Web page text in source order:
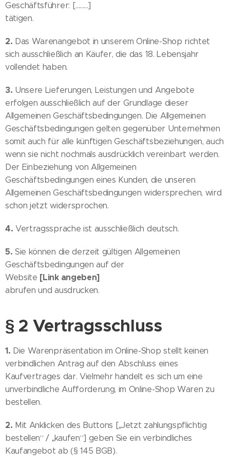
Geschäftsführer: [.........]
tätigen.
2. Das Warenangebot in unserem Online-Shop richtet
sich ausschließlich an Käufer, die das 18. Lebensjahr
vollendet haben.
3. Unsere Lieferungen, Leistungen und Angebote
erfolgen ausschließlich auf der Grundlage dieser
Allgemeinen Geschäftsbedingungen. Die Allgemeinen
Geschäftsbedingungen gelten gegenüber Unternehmen
somit auch für alle künftigen Geschäftsbeziehungen, auch
wenn sie nicht nochmals ausdrücklich vereinbart werden.
Der Einbeziehung von Allgemeinen
Geschäftsbedingungen eines Kunden, die unseren
Allgemeinen Geschäftsbedingungen widersprechen, wird
schon jetzt widersprochen.
4. Vertragssprache ist ausschließlich deutsch.
5. Sie können die derzeit gültigen Allgemeinen
Geschäftsbedingungen auf der
Website [Link angeben]
abrufen und ausdrucken.
§ 2 Vertragsschluss
1. Die Warenpräsentation im Online-Shop stellt keinen
verbindlichen Antrag auf den Abschluss eines
Kaufvertrages dar. Vielmehr handelt es sich um eine
unverbindliche Aufforderung, im Online-Shop Waren zu
bestellen.
2. Mit Anklicken des Buttons [„Jetzt zahlungspflichtig
bestellen“ / „kaufen“] geben Sie ein verbindliches
Kaufangebot ab (§ 145 BGB).